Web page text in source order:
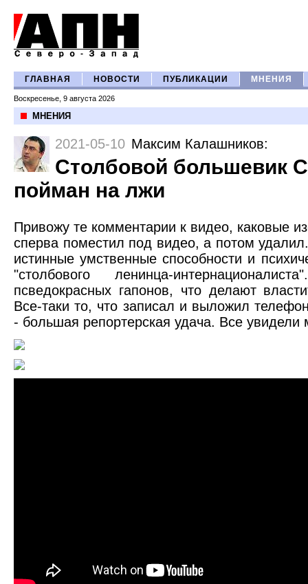
ГЛАВНАЯ НОВОСТИ ПУБЛИКАЦИИ МНЕНИЯ
Воскресенье, 9 августа 2026
МНЕНИЯ
2021-05-10 Максим Калашников:
Столбовой большевик
пойман на лжи
Привожу те комментарии к видео, каковые
сперва поместил под видео, а потом
истинные умственные способности и
"столбового ленинца-
псведокрасных гапонов, что делают
Все-таки то, что записал и выложил
- большая репортерская удача. Все увидели